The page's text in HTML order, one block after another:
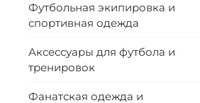
Футбольная экипировка и
спортивная одежда
Аксессуары для футбола и
тренировок
Фанатская одежда и